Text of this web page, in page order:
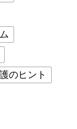
のヒント
ャー